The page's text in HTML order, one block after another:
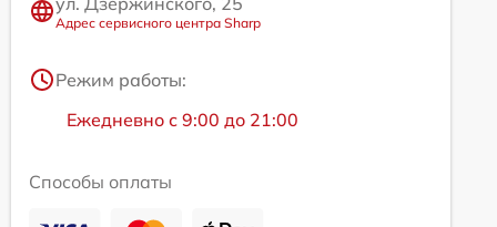
Адрес сервисного центра Sharp
Режим работы:
Ежедневно с 9:00 до 21:00
Способы оплаты